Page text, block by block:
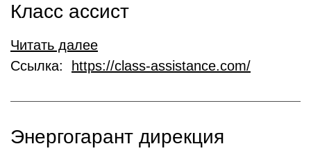
Класс ассист
Читать далее
Ссылка:
https://class-assistance.com/
Энергогарант дирекция